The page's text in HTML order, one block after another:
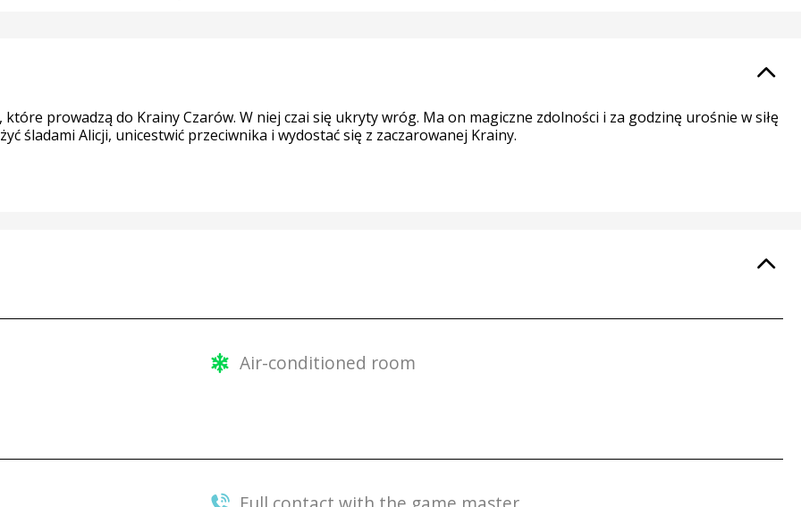
prowadzą do Krainy Czarów. W niej czai się ukryty wróg. Ma on magiczne zdolności i za godzinę urośnie w siłę
śladami Alicji, unicestwić przeciwnika i wydostać się z zaczarowanej Krainy.
Air-conditioned room